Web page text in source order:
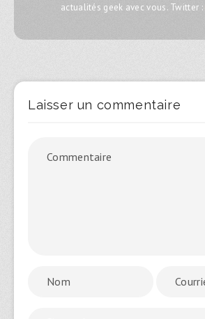
actualités geek avec vous. Twitter :
Laisser un commentaire